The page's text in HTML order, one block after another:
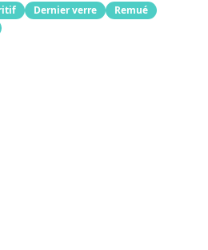
Dernier verre
Remué